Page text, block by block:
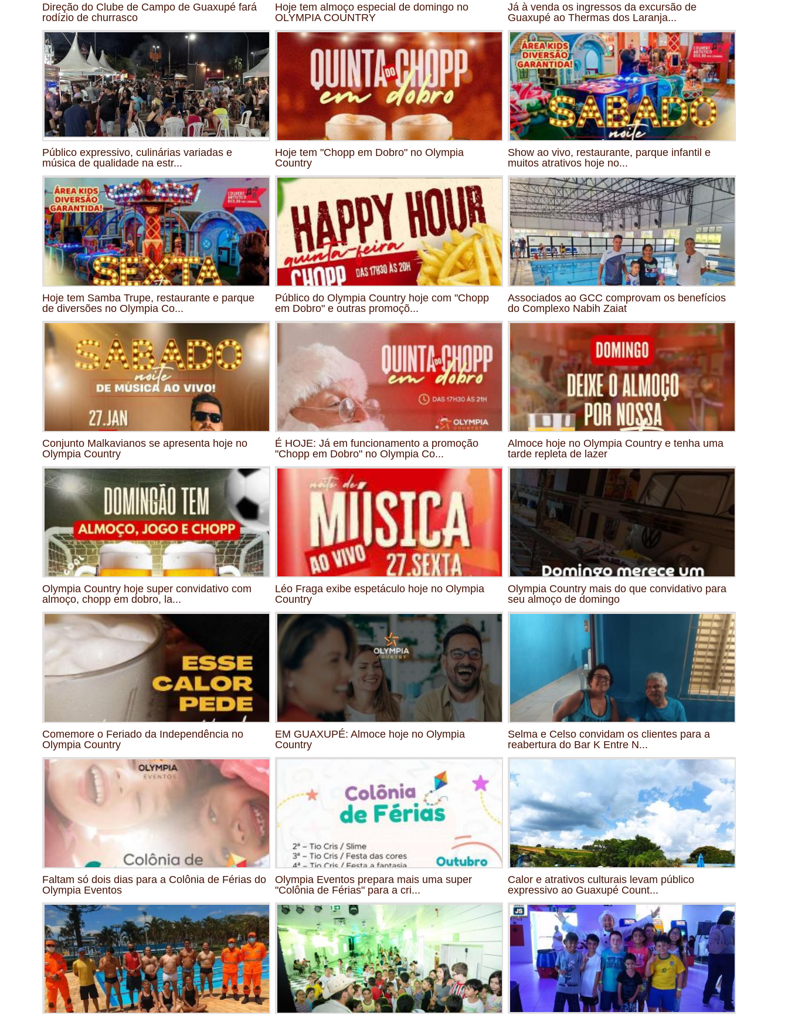
Direção do Clube de Campo de Guaxupé fará
rodízio de churrasco
Hoje tem almoço especial de domingo no
OLYMPIA COUNTRY
Já à venda os ingressos da excursão de
Guaxupé ao Thermas dos Laranja...
Público expressivo, culinárias variadas e
música de qualidade na estr...
Hoje tem "Chopp em Dobro" no Olympia
Country
Show ao vivo, restaurante, parque infantil e
muitos atrativos hoje no...
Hoje tem Samba Trupe, restaurante e parque
de diversões no Olympia Co...
Público do Olympia Country hoje com "Chopp
em Dobro" e outras promoçõ...
Associados ao GCC comprovam os benefícios
do Complexo Nabih Zaiat
Conjunto Malkavianos se apresenta hoje no
Olympia Country
É HOJE: Já em funcionamento a promoção
"Chopp em Dobro" no Olympia Co...
Almoce hoje no Olympia Country e tenha uma
tarde repleta de lazer
Olympia Country hoje super convidativo com
almoço, chopp em dobro, la...
Léo Fraga exibe espetáculo hoje no Olympia
Country
Olympia Country mais do que convidativo para
seu almoço de domingo
Comemore o Feriado da Independência no
Olympia Country
EM GUAXUPÉ: Almoce hoje no Olympia
Country
Selma e Celso convidam os clientes para a
reabertura do Bar K Entre N...
Faltam só dois dias para a Colônia de Férias do
Olympia Eventos
Olympia Eventos prepara mais uma super
"Colônia de Férias" para a cri...
Calor e atrativos culturais levam público
expressivo ao Guaxupé Count...